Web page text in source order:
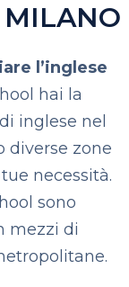
MILANO
l’inglese
hai la
inglese nel
diverse zone
necessità.
sono
mezzi di